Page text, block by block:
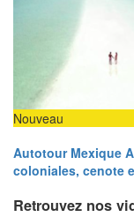
Nouveau
Autotour Mexique
coloniales, cenote
Retrouvez nos